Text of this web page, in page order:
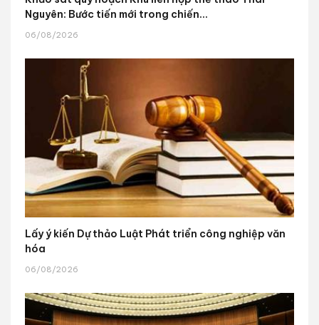
Nguyên: Bước tiến mới trong chiến...
06/08/2026
Lấy ý kiến Dự thảo Luật Phát triển công nghiệp văn
hóa
06/08/2026